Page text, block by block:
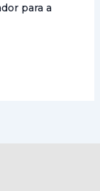
para a